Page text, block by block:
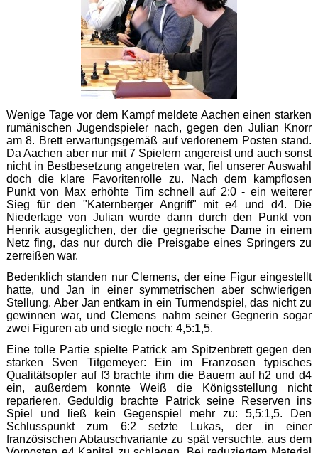
Wenige Tage vor dem Kampf meldete Aachen einen starken
rumänischen Jugendspieler nach, gegen den Julian Knorr
am 8. Brett erwartungsgemäß auf verlorenem Posten stand.
Da Aachen aber nur mit 7 Spielern angereist und auch sonst
nicht in Bestbesetzung angetreten war, fiel unserer Auswahl
doch die klare Favoritenrolle zu. Nach dem kampflosen
Punkt von Max erhöhte Tim schnell auf 2:0 - ein weiterer
Sieg für den "Katernberger Angriff" mit e4 und d4. Die
Niederlage von Julian wurde dann durch den Punkt von
Henrik ausgeglichen, der die gegnerische Dame in einem
Netz fing, das nur durch die Preisgabe eines Springers zu
zerreißen war.
Bedenklich standen nur Clemens, der eine Figur eingestellt
hatte, und Jan in einer symmetrischen aber schwierigen
Stellung. Aber Jan entkam in ein Turmendspiel, das nicht zu
gewinnen war, und Clemens nahm seiner Gegnerin sogar
zwei Figuren ab und siegte noch: 4,5:1,5.
Eine tolle Partie spielte Patrick am Spitzenbrett gegen den
starken Sven Titgemeyer: Ein im Franzosen typisches
Qualitätsopfer auf f3 brachte ihm die Bauern auf h2 und d4
ein, außerdem konnte Weiß die Königsstellung nicht
reparieren. Geduldig brachte Patrick seine Reserven ins
Spiel und ließ kein Gegenspiel mehr zu: 5,5:1,5. Den
Schlusspunkt zum 6:2 setzte Lukas, der in einer
französischen Abtauschvariante zu spät versuchte, aus dem